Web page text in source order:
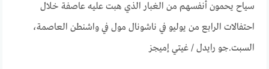
سياح يحمون أنفسهم من الغبار الذي هبت عليه عاصفة خلال
احتفالات الرابع من يوليو في ناشونال مول في واشنطن العاصمة،
السبت.جو رايدل / غيتي إميجز